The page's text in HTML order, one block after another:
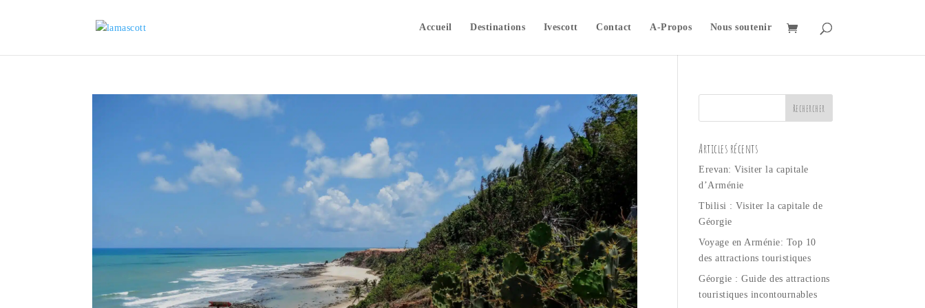
Accueil Destinations Ivescott Contact A-Propos Nous soutenir
Articles récents
Erevan: Visiter la capitale
d’Arménie
Tbilisi : Visiter la capitale de
Géorgie
Voyage en Arménie: Top 10
des attractions touristiques
Géorgie : Guide des attractions
touristiques incontournables